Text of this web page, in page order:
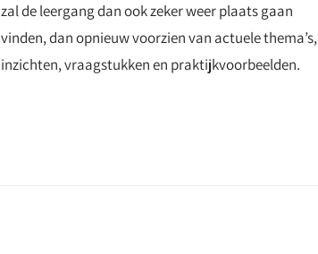
zal de leergang dan ook zeker weer plaats gaan
vinden, dan opnieuw voorzien van actuele thema’s,
inzichten, vraagstukken en praktijkvoorbeelden.